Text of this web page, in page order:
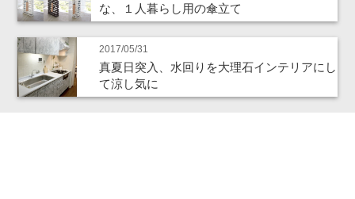
な、１人暮らし用の傘立て
2017/05/31
真夏日突入、水回りを大理石インテリアにし
て涼し気に